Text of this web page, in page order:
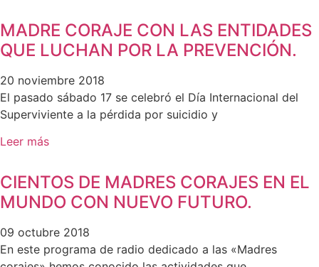
MADRE CORAJE CON LAS ENTIDADES
QUE LUCHAN POR LA PREVENCIÓN.
20 noviembre 2018
El pasado sábado 17 se celebró el Día Internacional del
Superviviente a la pérdida por suicidio y
Leer más
CIENTOS DE MADRES CORAJES EN EL
MUNDO CON NUEVO FUTURO.
09 octubre 2018
En este programa de radio dedicado a las «Madres